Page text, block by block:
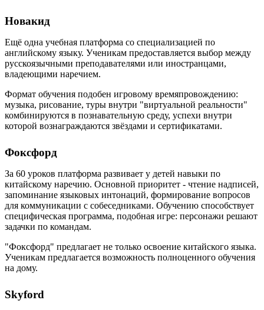
Новакид
Ещё одна учебная платформа со специализацией по
английскому языку. Ученикам предоставляется выбор между
русскоязычными преподавателями или иностранцами,
владеющими наречием.
Формат обучения подобен игровому времяпровождению:
музыка, рисование, туры внутри "виртуальной реальности"
комбинируются в познавательную среду, успехи внутри
которой вознаграждаются звёздами и сертификатами.
Фоксфорд
За 60 уроков платформа развивает у детей навыки по
китайскому наречию. Основной приоритет - чтение надписей,
запоминание языковых интонаций, формирование вопросов
для коммуникации с собеседниками. Обучению способствует
специфическая программа, подобная игре: персонажи решают
задачки по командам.
"Фоксфорд" предлагает не только освоение китайского языка.
Ученикам предлагается возможность полноценного обучения
на дому.
Skyford